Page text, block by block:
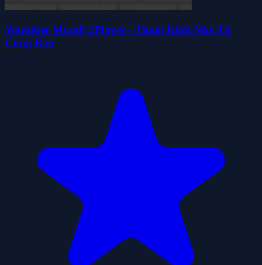
Youtuber Mcraft 2Player - Thoát Khỏi Nhà Tù
Cùng Bạn